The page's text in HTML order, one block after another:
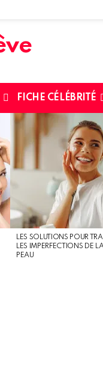
FICHE CÉLÉBRITÉ
LES SOLUTIONS POUR
LES IMPERFECTIONS DE
PEAU